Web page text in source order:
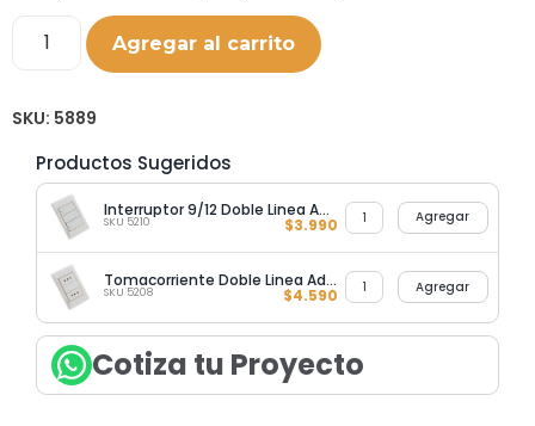
Agregar al carrito
SKU: 5889
Productos Sugeridos
Interruptor 9/12 Doble Linea Advantage
SKU 5210 $3.990 Agregar
Tomacorriente Doble Linea Advantage
SKU 5208 $4.590 Agregar
Cotiza tu Proyecto